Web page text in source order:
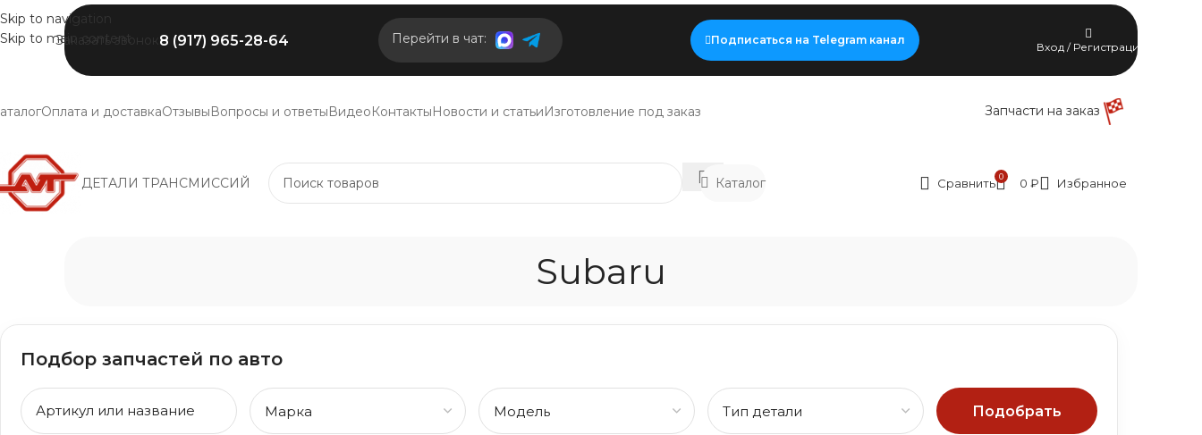
Skip to navigation
Skip to main content
Заказать звонок 8 (917) 965-28-64 Перейти в чат: Подписаться на Telegram канал
Вход / Регистрация
Оплата и доставкаОтзывыВопросы и ответыВидеоКонтактыНовости и статьиИзготовление под заказ Запчасти на заказ
ДЕТАЛИ ТРАНСМИССИЙ Каталог Сравнить 0 0 ₽ Избранное
Subaru
Подбор запчастей по авто
Подобрать